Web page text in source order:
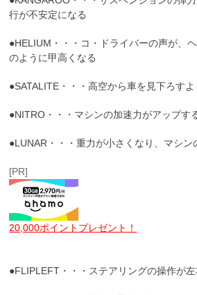
行が不安定になる
●HELIUM・・・コ・ドライバーの声が、
のように甲高くなる
●SATALITE・・・高空から車を見下ろす
●NITRO・・・マシンの加速力がアップす
●LUNAR・・・重力が小さくなり、マシン
[PR]
20,000ポイントプレゼント！
●FLIPLEFT・・・ステアリングの操作が